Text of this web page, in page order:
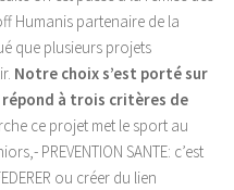
Humanis partenaire de la
que plusieurs projets
Notre choix s’est porté sur
répond à trois critères de
ce projet met le sport au
PREVENTION SANTE: c’est
ou créer du lien